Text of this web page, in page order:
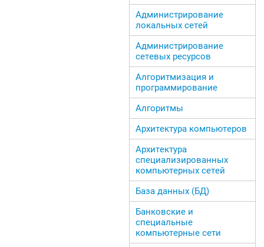
Администрирование
локальных сетей
Администрирование
сетевых ресурсов
Алгоритмизация и
программирование
Алгоритмы
Архитектура компьютеров
Архитектура
специализированных
компьютерных сетей
База данных (БД)
Банковские и
специальные
компьютерные сети